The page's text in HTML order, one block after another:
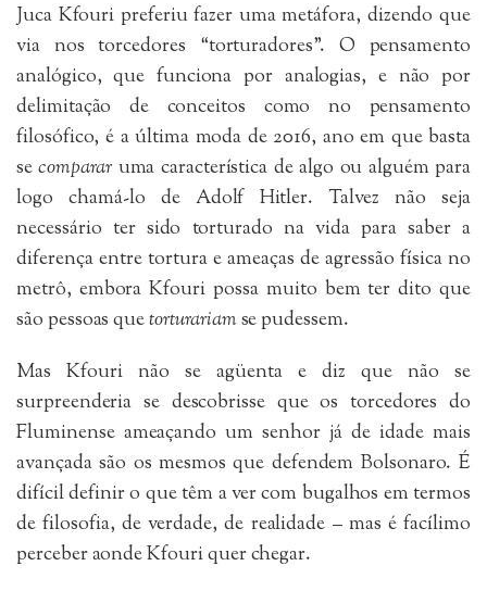
Juca Kfouri preferiu fazer uma metáfora, dizendo que
via nos torcedores “torturadores”. O pensamento
analógico, que funciona por analogias, e não por
delimitação de conceitos como no pensamento
filosófico, é a última moda de 2016, ano em que basta
secomparar uma característica de algo ou alguém para
logo chamá-lo de Adolf Hitler. Talvez não seja
necessário ter sido torturado na vida para saber a
diferença entre tortura e ameaças de agressão física no
metrô, embora Kfouri possa muito bem ter dito que
são pessoas quetorturariamse pudessem.
Mas Kfouri não se agüenta e diz que não se
surpreenderia se descobrisse que os torcedores do
Fluminense ameaçando um senhor já de idade mais
avançada são os mesmos que defendem Bolsonaro. É
difícil definir o que têm a ver com bugalhos em termos
de filosofia, de verdade, de realidade – mas é facílimo
perceber aonde Kfouri quer chegar.